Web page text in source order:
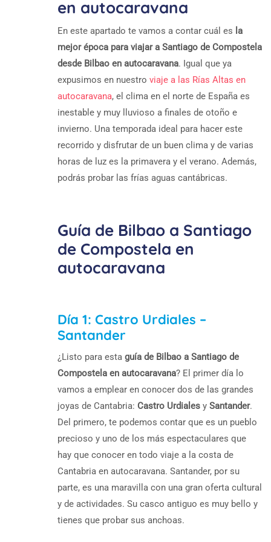
en autocaravana
En este apartado te vamos a contar cuál es la
mejor época para viajar a Santiago de Compostela
desde Bilbao en autocaravana. Igual que ya
expusimos en nuestro viaje a las Rías Altas en
autocaravana, el clima en el norte de España es
inestable y muy lluvioso a finales de otoño e
invierno. Una temporada ideal para hacer este
recorrido y disfrutar de un buen clima y de varias
horas de luz es la primavera y el verano. Además,
podrás probar las frías aguas cantábricas.
Guía de Bilbao a Santiago
de Compostela en
autocaravana
Día 1: Castro Urdiales –
Santander
¿Listo para esta guía de Bilbao a Santiago de
Compostela en autocaravana? El primer día lo
vamos a emplear en conocer dos de las grandes
joyas de Cantabria: Castro Urdiales y Santander.
Del primero, te podemos contar que es un pueblo
precioso y uno de los más espectaculares que
hay que conocer en todo viaje a la costa de
Cantabria en autocaravana. Santander, por su
parte, es una maravilla con una gran oferta cultural
y de actividades. Su casco antiguo es muy bello y
tienes que probar sus anchoas.